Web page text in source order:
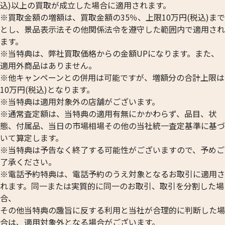
込)以上の買取が成立した場合に適用されます。
※買取金額の増額は、買取金額の35％、上限10万円(税込)まで
とし、景品表示法その他関係法令を遵守した範囲内で適用され
ます。
※当特典は、弊社買取価格からの金額UPになります。また、
適用外商品はありません。
※他キャンペーンとの併用は可能ですが、増額分の合計上限は
10万円(税込)となります。
※当特典は適用対象外の店舗がございます。
※通常査定額は、当特典の適用有無にかかわらず、品目、状
態、付属品、当日の市場相場その他の当社統一査定基準に基づ
いて算定します。
※当特典は予告なく終了する可能性がございますので、予めご
了承ください。
※電話予約特典は、電話予約のうえ対象となるお取引に適用さ
れます。同一または実質的に同一のお取引、取引を分割した場
合、
その他当特典の趣旨に反する利用と当社が合理的に判断した場
合は、適用対象外となる場合がございます。